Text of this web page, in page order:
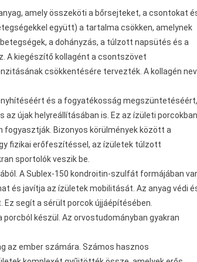
amely összeköti a bőrsejteket, a csontokat
együtt) a tartalma csökken, amelynek
a dohányzás, a túlzott napsütés és a
A kiegészítő kollagént a csontszövet
csökkentésére tervezték. A kollagén
és a fogyatékosság megszüntetéséért,
újak helyreállításában is. Ez az ízületi porcokban
fogyasztják. Bizonyos körülmények között a
fizikai erőfeszítéssel, az ízületek túlzott
sportolók veszik be.
A Sublex-150 kondroitin-szulfát formájában
és javítja az ízületek mobilitását. Az anyag védi
segít a sérült porcok újjáépítésében.
készül. Az orvostudományban gyakran
az ember számára. Számos hasznos